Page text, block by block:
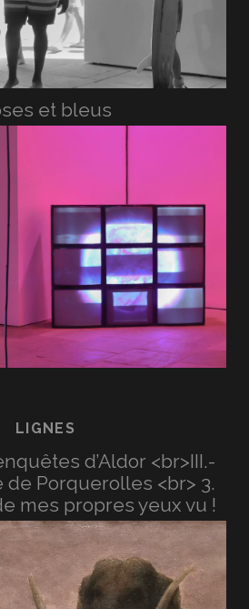
et bleus
LIGNES
d’Aldor <br>III.-
de Porquerolles <br> 3.
mes propres yeux vu !